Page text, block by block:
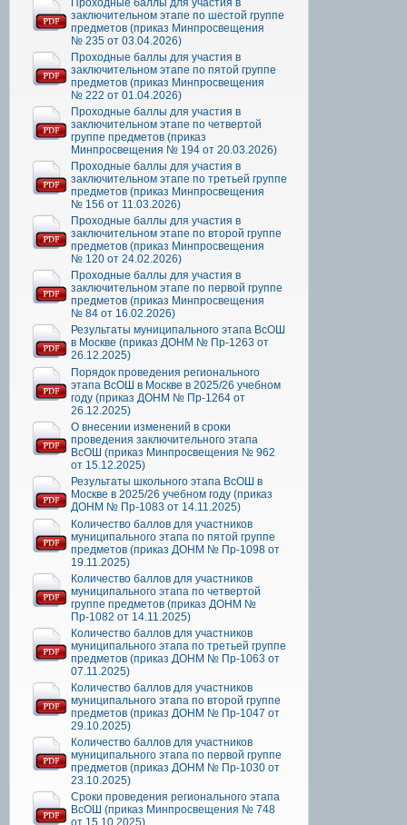
Проходные баллы для участия в
заключительном этапе по шестой группе
предметов (приказ Минпросвещения
№ 235 от 03.04.2026)
Проходные баллы для участия в
заключительном этапе по пятой группе
предметов (приказ Минпросвещения
№ 222 от 01.04.2026)
Проходные баллы для участия в
заключительном этапе по четвертой
группе предметов (приказ
Минпросвещения № 194 от 20.03.2026)
Проходные баллы для участия в
заключительном этапе по третьей группе
предметов (приказ Минпросвещения
№ 156 от 11.03.2026)
Проходные баллы для участия в
заключительном этапе по второй группе
предметов (приказ Минпросвещения
№ 120 от 24.02.2026)
Проходные баллы для участия в
заключительном этапе по первой группе
предметов (приказ Минпросвещения
№ 84 от 16.02.2026)
Результаты муниципального этапа ВсОШ
в Москве (приказ ДОНМ № Пр-1263 от
26.12.2025)
Порядок проведения регионального
этапа ВсОШ в Москве в 2025/26 учебном
году (приказ ДОНМ № Пр-1264 от
26.12.2025)
О внесении изменений в сроки
проведения заключительного этапа
ВсОШ (приказ Минпросвещения № 962
от 15.12.2025)
Результаты школьного этапа ВсОШ в
Москве в 2025/26 учебном году (приказ
ДОНМ № Пр-1083 от 14.11.2025)
Количество баллов для участников
муниципального этапа по пятой группе
предметов (приказ ДОНМ № Пр-1098 от
19.11.2025)
Количество баллов для участников
муниципального этапа по четвертой
группе предметов (приказ ДОНМ №
Пр-1082 от 14.11.2025)
Количество баллов для участников
муниципального этапа по третьей группе
предметов (приказ ДОНМ № Пр-1063 от
07.11.2025)
Количество баллов для участников
муниципального этапа по второй группе
предметов (приказ ДОНМ № Пр-1047 от
29.10.2025)
Количество баллов для участников
муниципального этапа по первой группе
предметов (приказ ДОНМ № Пр-1030 от
23.10.2025)
Сроки проведения регионального этапа
ВсОШ (приказ Минпросвещения № 748
от 15.10.2025)